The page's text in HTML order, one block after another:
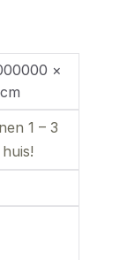
×
1 – 3